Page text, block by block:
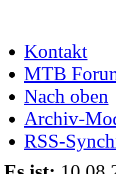
Kontakt
MTB
Nach oben
Archiv-
RSS-